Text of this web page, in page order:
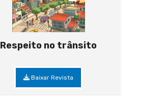
Respeito no trânsito
Baixar Revista